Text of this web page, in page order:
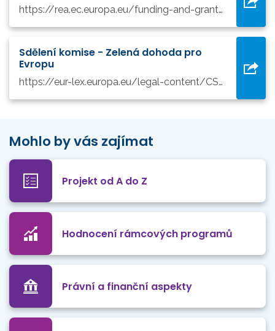
https://rea.ec.europa.eu/funding-and-grants/research-fund-coal-and-steel_en
Sdělení komise - Zelená dohoda pro
Evropu
https://eur-lex.europa.eu/legal-content/CS/TXT/HTML/?uri=CELEX:52019DC0640&from=EN
Mohlo by vás zajímat
Projekt od A do Z
Hodnocení rámcových programů
Právní a finanční aspekty